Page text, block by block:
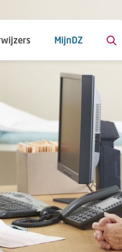
MijnDZ